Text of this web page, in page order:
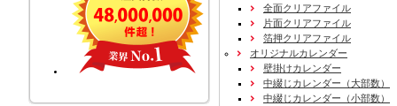
全面クリアファイル
片面クリアファイル
箔押クリアファイル
オリジナルカレンダー
壁掛けカレンダー
中綴じカレンダー（大部数）
中綴じカレンダー（小部数）